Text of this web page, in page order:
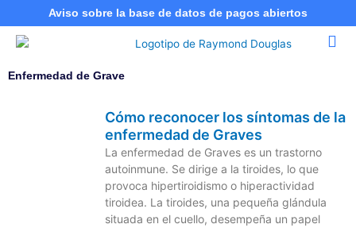
al
contenido
Aviso sobre la base de datos de pagos abiertos
Enfermedad de Grave
Cómo reconocer los síntomas de la
enfermedad de Graves
La enfermedad de Graves es un trastorno
autoinmune. Se dirige a la tiroides, lo que
provoca hipertiroidismo o hiperactividad
tiroidea. La tiroides, una pequeña glándula
situada en el cuello, desempeña un papel